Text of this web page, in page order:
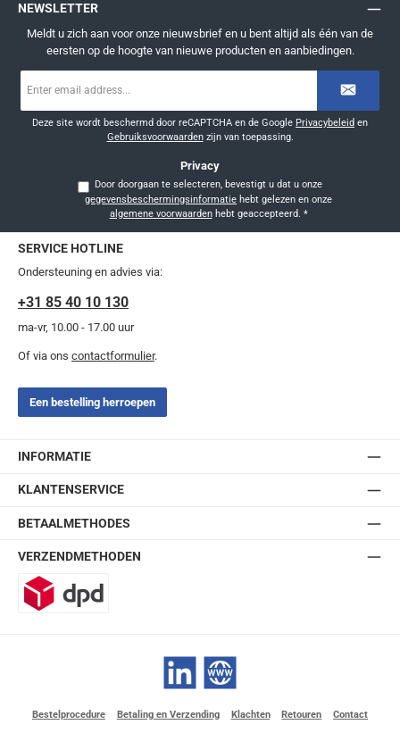
NEWSLETTER
Meldt u zich aan voor onze nieuwsbrief en u bent altijd als één van de
eersten op de hoogte van nieuwe producten en aanbiedingen.
mailadres
Deze site wordt beschermd door reCAPTCHA en de Google Privacybeleid en
Gebruiksvoorwaardenzijn van toepassing.
Privacy
Door doorgaan te selecteren, bevestigt u dat u onze
gegevensbeschermingsinformatie
algemene voorwaardenhebt geaccepteerd. *
SERVICE HOTLINE
Ondersteuning en advies via:
+31 85 40 10 130
ma-vr, 10.00 - 17.00 uur
Of via ons contactformulier.
Een bestelling herroepen
INFORMATIE
KLANTENSERVICE
BETAALMETHODES
VERZENDMETHODEN
LinkedIn Website
Bestelprocedure Betaling en Verzending Klachten Retouren Contact